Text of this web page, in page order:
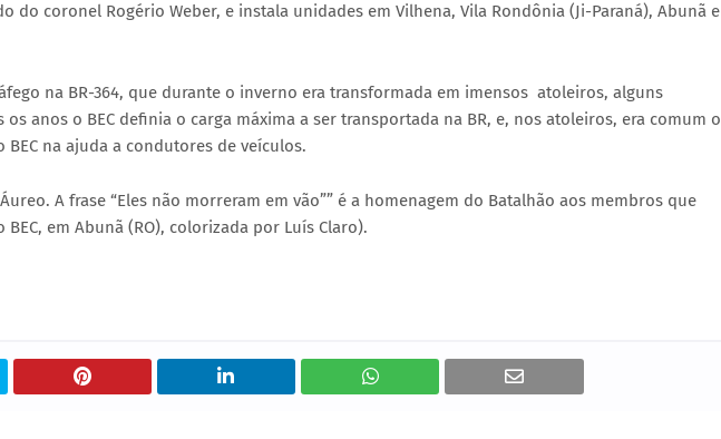
do coronel Rogério Weber, e instala unidades em Vilhena, Vila Rondônia (Ji-Paraná), Abunã e
na BR-364, que durante o inverno era transformada em imensos atoleiros, alguns
os anos o BEC definia o carga máxima a ser transportada na BR, e, nos atoleiros, era comum o
na ajuda a condutores de veículos.
A frase “Eles não morreram em vão”” é a homenagem do Batalhão aos membros que
BEC, em Abunã (RO), colorizada por Luís Claro).